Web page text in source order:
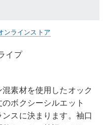
ンラインストア
イプ
素材を使用したオック
ボクシーシルエット
スに決まります。袖口